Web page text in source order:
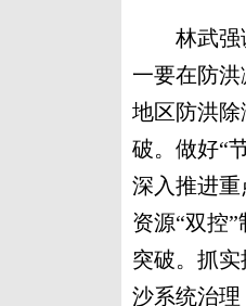
林武强调
一要在防
地区防洪
破。做好“
深入推进
资源“双控
突破。抓
沙系统治